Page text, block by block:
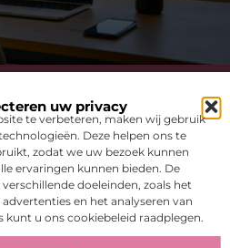
uw privacy
te verbeteren, maken wij gebruik
Deze helpen ons te
zodat we uw bezoek kunnen
ervaringen kunnen bieden. De
doeleinden, zoals het
en het analyseren van
kunt u ons cookiebeleid raadplegen.
al bekeken?
verhalen die wij voor je in
niet. Duik in diverse